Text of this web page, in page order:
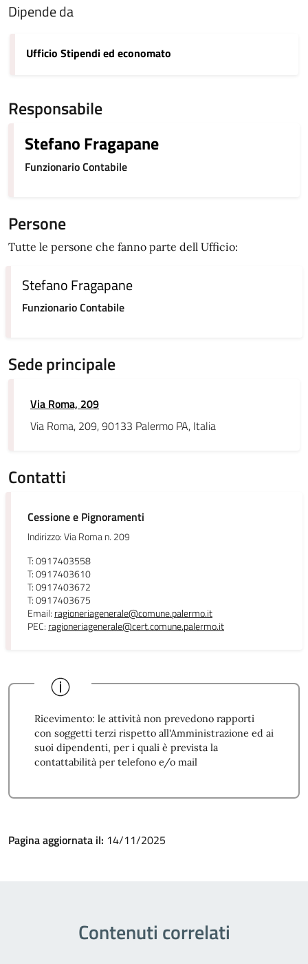
Dipende da
Ufficio Stipendi ed economato
Responsabile
Stefano Fragapane
Funzionario Contabile
Persone
Tutte le persone che fanno parte dell Ufficio:
Stefano Fragapane
Funzionario Contabile
Sede principale
Via Roma, 209
Via Roma, 209, 90133 Palermo PA, Italia
Contatti
Cessione e Pignoramenti
Indirizzo: Via Roma n. 209
T: 0917403558
T: 0917403610
T: 0917403672
T: 0917403675
Email: ragioneriagenerale@comune.palermo.it
PEC: ragioneriagenerale@cert.comune.palermo.it
Ricevimento: le attività non prevedono rapporti
con soggetti terzi rispetto all'Amministrazione ed ai
suoi dipendenti, per i quali è prevista la
contattabilità per telefono e/o mail
Pagina aggiornata il: 14/11/2025
Contenuti correlati